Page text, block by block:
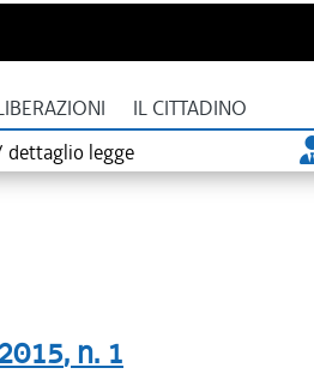
IL CITTADINO
dettaglio legge
, n. 1